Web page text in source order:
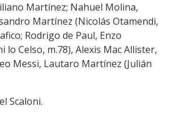
Martínez; Nahuel Molina,
Martínez (Nicolás Otamendi,
Rodrigo de Paul, Enzo
lo Celso, m.78), Alexis Mac Allister,
Messi, Lautaro Martínez (Julián
Scaloni.